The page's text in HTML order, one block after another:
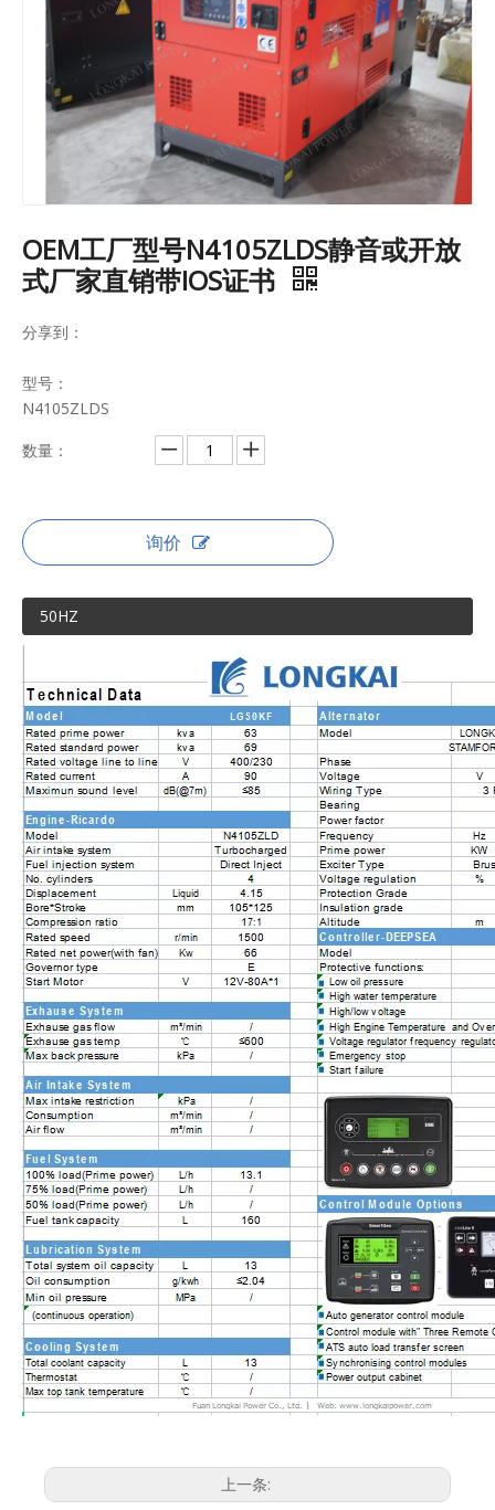
OEM工厂型号N4105ZLDS静音或开放
式厂家直销带IOS证书
分享到：
型号：
N4105ZLDS
数量：
询价
50HZ
上一条: